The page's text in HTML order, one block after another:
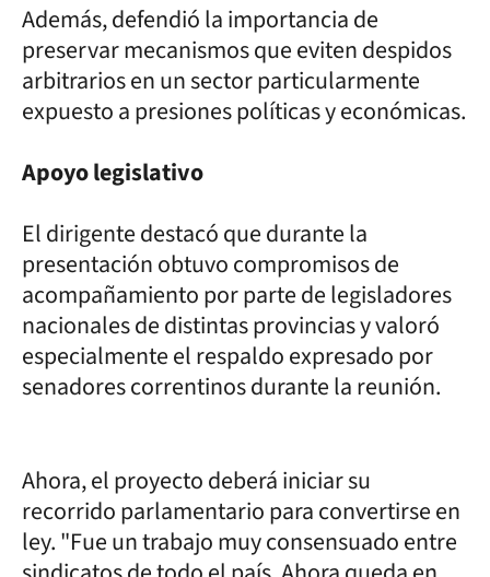
Además, defendió la importancia de
preservar mecanismos que eviten despidos
arbitrarios en un sector particularmente
expuesto a presiones políticas y económicas.
Apoyo legislativo
El dirigente destacó que durante la
presentación obtuvo compromisos de
acompañamiento por parte de legisladores
nacionales de distintas provincias y valoró
especialmente el respaldo expresado por
senadores correntinos durante la reunión.
Ahora, el proyecto deberá iniciar su
recorrido parlamentario para convertirse en
ley. "Fue un trabajo muy consensuado entre